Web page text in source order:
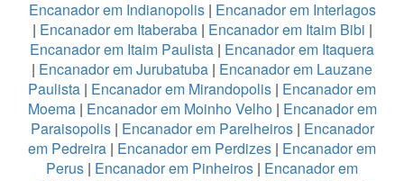
Encanador em Indianopolis| Encanador em Interlagos
| Encanador em Itaberaba| Encanador em Itaim Bibi |
Encanador em Itaim Paulista | Encanador em Itaquera
| Encanador em Jurubatuba | Encanador em Lauzane
Paulista | Encanador em Mirandopolis | Encanador em
Moema| Encanador em Moinho Velho | Encanador em
Paraisopolis| Encanador em Parelheiros| Encanador
em Pedreira | Encanador em Perdizes | Encanador em
Perus | Encanador em Pinheiros | Encanador em